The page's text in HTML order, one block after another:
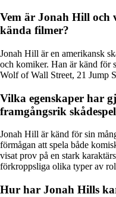
Vem är Jonah Hill och
kända filmer?
Jonah Hill är en amerikansk
och komiker. Han är känd för
Wolf of Wall Street, 21 Jump
Vilka egenskaper har
framgångsrik
Jonah Hill är känd för sin
förmågan att spela både
visat prov på en stark
förkroppsliga olika typer av
Hur har Jonah Hills